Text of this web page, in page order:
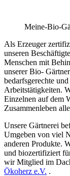
Meine-Bio-
Als Erzeuger
unseren
Menschen mit
unserer Bio-
bedarfsgerechte
Arbeitstätigkeiten.
Einzelnen auf dem
Zusammenleben
Unsere Gärtnerei
Umgeben von viel
anderen Produkte.
und biozertifiziert
wir Mitglied im
Ökoherz e.V. .